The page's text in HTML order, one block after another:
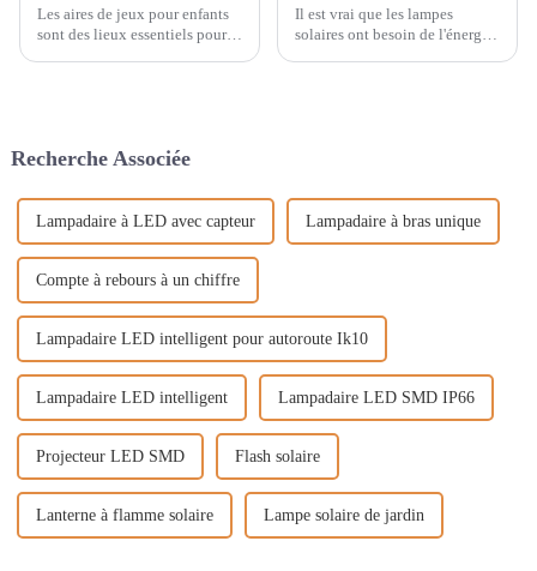
Les aires de jeux pour enfants
sont des lieux essentiels pour
l'expérience de jeu globale.
Il est vrai que les lampes
solaires ont besoin de l'énergie
d'énergie solaire.
Recherche Associée
Lampadaire à LED avec capteur Lampadaire à bras unique
Compte à rebours à un chiffre
Lampadaire LED intelligent pour autoroute Ik10
Lampadaire LED intelligent Lampadaire LED SMD IP66
Projecteur LED SMD Flash solaire
Lanterne à flamme solaire Lampe solaire de jardin